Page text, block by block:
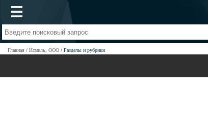
Главная Исмиль, ООО Разделы и рубрики